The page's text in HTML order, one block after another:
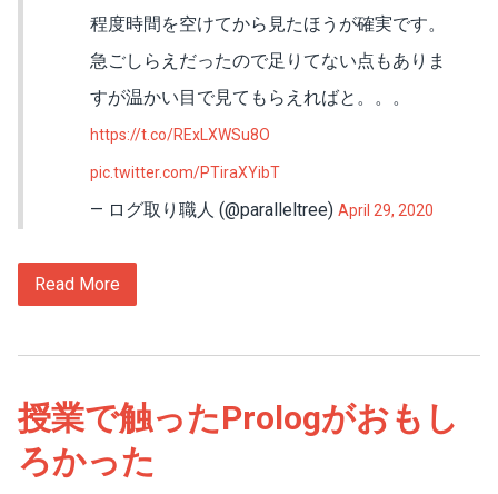
程度時間を空けてから見たほうが確実です。
急ごしらえだったので足りてない点もありま
すが温かい目で見てもらえればと。。。
https://t.co/RExLXWSu8O
pic.twitter.com/PTiraXYibT
— ログ取り職人 (@paralleltree) April 29, 2020
Read More
授業で触ったPrologがおもし
ろかった